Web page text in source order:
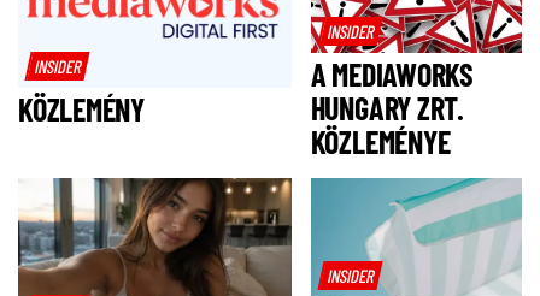
INSIDER
KÖZLEMÉNY
INSIDER
A MEDIAWORKS
HUNGARY ZRT.
KÖZLEMÉNYE
INSIDER